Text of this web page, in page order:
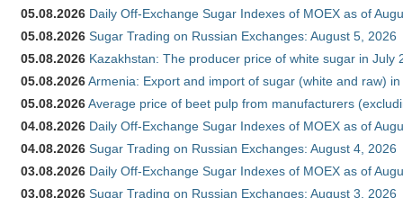
05.08.2026 Daily Off-Exchange Sugar Indexes of MOEX as of
05.08.2026 Sugar Trading on Russian Exchanges: August 5, 2026
05.08.2026 Kazakhstan: The producer price of white sugar in July
05.08.2026Armenia: Export and import of sugar (white and raw)
05.08.2026Average price of beet pulp from manufacturers
04.08.2026 Daily Off-Exchange Sugar Indexes of MOEX as of
04.08.2026 Sugar Trading on Russian Exchanges: August 4, 2026
03.08.2026 Daily Off-Exchange Sugar Indexes of MOEX as of
03.08.2026 Sugar Trading on Russian Exchanges: August 3, 2026